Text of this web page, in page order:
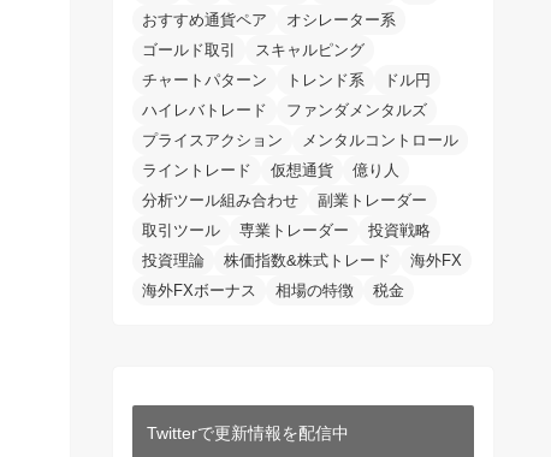
おすすめ通貨ペア
オシレーター系
ゴールド取引
スキャルピング
チャートパターン
トレンド系
ドル円
ハイレバトレード
ファンダメンタルズ
プライスアクション
メンタルコントロール
ライントレード
仮想通貨
億り人
分析ツール組み合わせ
副業トレーダー
取引ツール
専業トレーダー
投資戦略
投資理論
株価指数&株式トレード
海外FX
海外FXボーナス
相場の特徴 税金
Twitterで更新情報を配信中